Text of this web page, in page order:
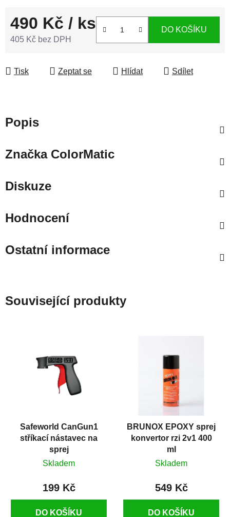
490 Kč / ks
405 Kč bez DPH
DO KOŠÍKU
Tisk Zeptat se Hlídat Sdílet
Popis
ZnačkaColorMatic
Diskuze
Hodnocení
Ostatní informace
Související produkty
Safeworld CanGun1
stříkací nástavec na
sprej
Skladem
199 Kč
DO KOŠÍKU
BRUNOX EPOXY sprej
konvertor rzi 2v1 400
ml
Skladem
549 Kč
DO KOŠÍKU